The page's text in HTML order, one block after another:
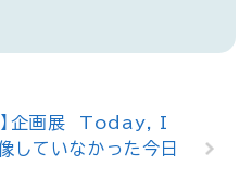
】企画展 Today, I
ていなかった今日